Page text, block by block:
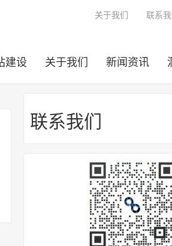
建设 关于我们 新闻资讯
关于我们 联系我
联系我们